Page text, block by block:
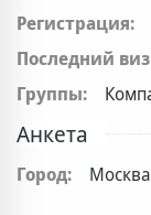
Регистрация:
Последний
Группы:
Анкета
Город: Москва